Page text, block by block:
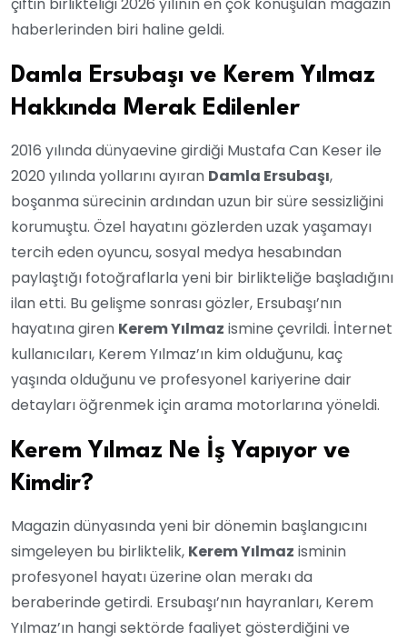
haberlerinden biri haline geldi.
Damla Ersubaşı ve Kerem Yılmaz
Hakkında Merak Edilenler
2016 yılında dünyaevine girdiği Mustafa Can Keser ile
2020 yılında yollarını ayıran Damla Ersubaşı,
boşanma sürecinin ardından uzun bir süre sessizliğini
korumuştu. Özel hayatını gözlerden uzak yaşamayı
tercih eden oyuncu, sosyal medya hesabından
paylaştığı fotoğraflarla yeni bir birlikteliğe başladığını
ilan etti. Bu gelişme sonrası gözler, Ersubaşı’nın
hayatına giren Kerem Yılmaz ismine çevrildi. İnternet
kullanıcıları, Kerem Yılmaz’ın kim olduğunu, kaç
yaşında olduğunu ve profesyonel kariyerine dair
detayları öğrenmek için arama motorlarına yöneldi.
Kerem Yılmaz Ne İş Yapıyor ve
Kimdir?
Magazin dünyasında yeni bir dönemin başlangıcını
simgeleyen bu birliktelik, Kerem Yılmaz isminin
profesyonel hayatı üzerine olan merakı da
beraberinde getirdi. Ersubaşı’nın hayranları, Kerem
Yılmaz’ın hangi sektörde faaliyet gösterdiğini ve